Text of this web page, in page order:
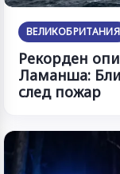
ВЕЛИКОБРИТАНИЯ
Рекорден
Ламанша:
след пожар